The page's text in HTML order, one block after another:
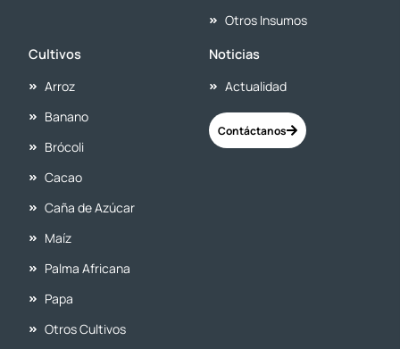
Otros Insumos
Cultivos
Arroz
Banano
Brócoli
Cacao
Caña de Azúcar
Maíz
Palma Africana
Papa
Otros Cultivos
Noticias
Actualidad
Contáctanos